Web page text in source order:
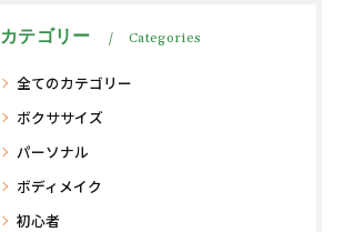
カテゴリー Categories
全てのカテゴリー
ボクササイズ
パーソナル
ボディメイク
初心者